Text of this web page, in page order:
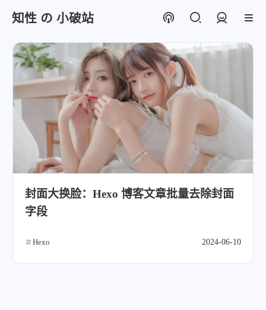
知性 の 小破站
封面大换脸：Hexo 博客文章批量去除封面
字段
Hexo 2024-06-10